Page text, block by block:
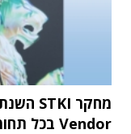
Vendor בכל תחומי שוק ה-IT